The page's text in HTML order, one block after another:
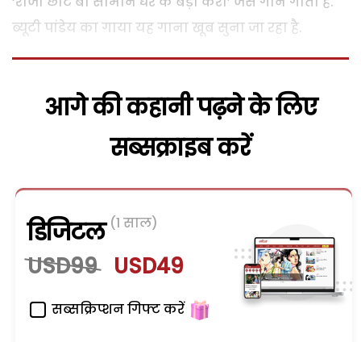
ब्यूटी पांडेय का गाया यह गाना खूब सुना जा रहा है.
आगे की कहानी पढ़ने के लिए
सब्सक्राइब करें
डिजिटल (1 साल)
USD99 USD49
सब्सक्रिप्शन गिफ्ट करें